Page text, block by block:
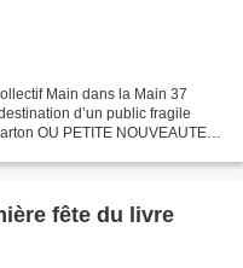
Main dans la Main 37
d’un public fragile
OU PETITE NOUVEAUTE
fête du livre